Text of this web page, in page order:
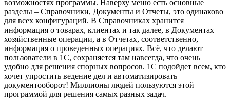
возможностях программы. Наверху меню есть основные
разделы – Справочники, Документы и Отчеты, это одинаково
для всех конфигураций. В Справочниках хранится
информация о товарах, клиентах и так далее, в Документах –
хозяйственные операции, а в Отчетах, соответственно,
информация о проведенных операциях. Всё, что делают
пользователи в 1С, сохраняется там навсегда, что очень
удобно для решения спорных вопросов. 1С подойдет всем, кто
хочет упростить ведение дел и автоматизировать
документооборот! Миллионы людей пользуются этой
программой для решения самых разных задач.